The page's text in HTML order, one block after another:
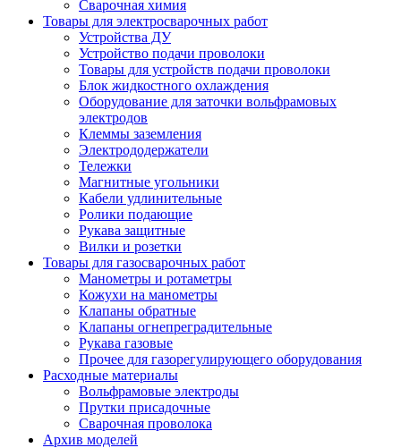
Сварочная химия
Товары для электросварочных работ
Устройства ДУ
Устройство подачи проволоки
Товары для устройств подачи проволоки
Блок жидкостного охлаждения
Оборудование для заточки вольфрамовых
электродов
Клеммы заземления
Электрододержатели
Тележки
Магнитные угольники
Кабели удлинительные
Ролики подающие
Рукава защитные
Вилки и розетки
Товары для газосварочных работ
Манометры и ротаметры
Кожухи на манометры
Клапаны обратные
Клапаны огнепреградительные
Рукава газовые
Прочее для газорегулирующего оборудования
Расходные материалы
Вольфрамовые электроды
Прутки присадочные
Сварочная проволока
Архив моделей